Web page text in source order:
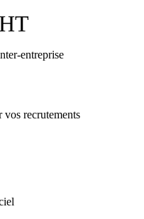
entreprise
vos recrutements